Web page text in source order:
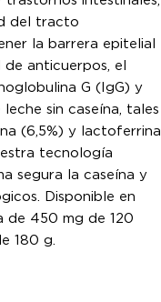
del tracto
la barrera epitelial
anticuerpos, el
G (IgG) y
sin caseína, tales
(6,5%) y lactoferrina
tecnología
segura la caseína y
Disponible en
de 450 mg de 120
180 g.